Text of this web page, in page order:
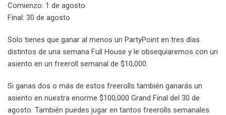
Comienzo: 1 de agosto
Final: 30 de agosto
Solo tienes que ganar al menos un PartyPoint en tres días
distintos de una semana Full House y le obsequiaremos con un
asiento en un freeroll semanal de $10,000.
Si ganas dos o más de estos freerolls también ganarás un
asiento en nuestra enorme $100,000 Grand Final del 30 de
agosto. También puedes jugar en tantos freerolls semanales